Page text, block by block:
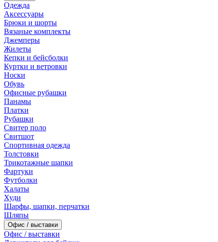
Одежда
Аксессуары
Брюки и шорты
Вязаные комплекты
Джемперы
Жилеты
Кепки и бейсболки
Куртки и ветровки
Носки
Обувь
Офисные рубашки
Панамы
Платки
Рубашки
Свитер поло
Свитшот
Спортивная одежда
Толстовки
Трикотажные шапки
Фартуки
Футболки
Халаты
Худи
Шарфы, шапки, перчатки
Шляпы
Офис / выставки
Офис / выставки